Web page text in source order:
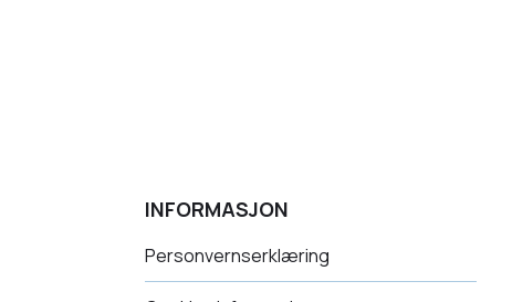
INFORMASJON
Personvernserklæring